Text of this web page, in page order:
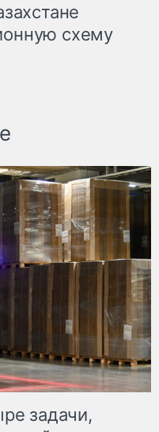
схему
задачи,